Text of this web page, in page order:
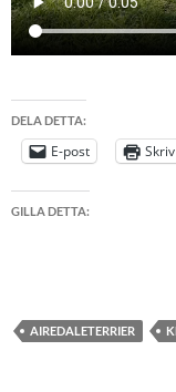
DELA DETTA:
E-post
GILLA DETTA:
AIREDALETERRIER